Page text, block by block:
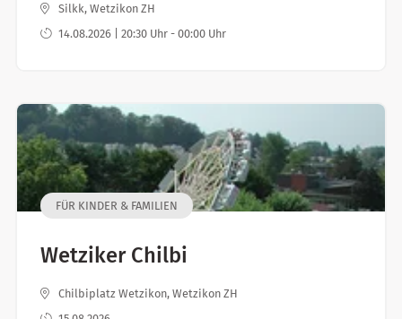
Silkk, Wetzikon ZH
14.08.2026 | 20:30 Uhr - 00:00 Uhr
FÜR KINDER & FAMILIEN
Wetziker Chilbi
Chilbiplatz Wetzikon, Wetzikon ZH